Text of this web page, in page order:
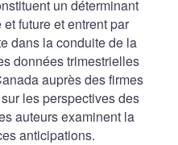
un déterminant
future et entrent par
dans la conduite de la
données trimestrielles
auprès des firmes
les perspectives des
auteurs examinent la
anticipations.